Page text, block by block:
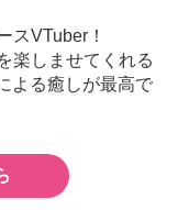
スVTuber！
楽しませてくれる
よる癒しが最高で